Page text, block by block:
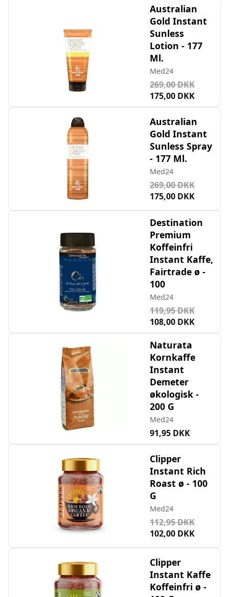
Australian
Gold Instant
Sunless
Lotion - 177
Ml.
Med24
269,00 DKK
175,00 DKK
Australian
Gold Instant
Sunless Spray
- 177 Ml.
Med24
269,00 DKK
175,00 DKK
Destination
Premium
Koffeinfri
Instant Kaffe,
Fairtrade ø -
100
Med24
119,95 DKK
108,00 DKK
Naturata
Kornkaffe
Instant
Demeter
økologisk -
200 G
Med24
91,95 DKK
Clipper
Instant Rich
Roast ø - 100
G
Med24
112,95 DKK
102,00 DKK
Clipper
Instant Kaffe
Koffeinfri ø -